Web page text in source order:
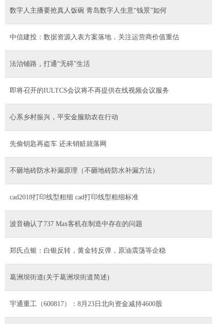
数字人主播要抢真人饭碗 青岛数字人生意“钱景”如何
中信建投：数据资源入表方案落地，关注运营商价值重估
法治铺路，打通“无碍”生活
即将召开的IULTCS会议将不再提供在线视频会议服务
心系乡村振兴，平安金服助农在行动
先偷钥匙再盗车 还未销赃就落网
不砸地砖防水补漏原理（不砸地砖防水补漏方法）
cad2018打印线型粗细 cad打印线型粗细标准
波音确认了737 Max客机在制造中存在的问题
郑氏点银：白银反转，黄金转反弹，原油震荡等企稳
葛洲坝街道(关于葛洲坝街道简述)
宇通重工（600817）：8月23日北向资金减持4600股